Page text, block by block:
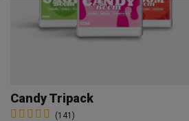
Candy Tripack
(141)